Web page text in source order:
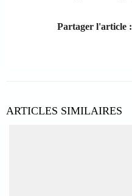
Partager l'article :
ARTICLES SIMILAIRES